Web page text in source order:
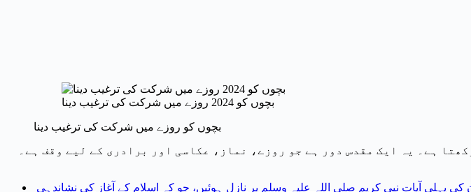
بچوں کو 2024 روزے میں شرکت کی ترغیب دینا
بچوں کو روزے میں شرکت کی ترغیب دینا
ہے۔ یہ ایک مقدس دور ہے جو روزے، نماز، عکاسی اور برادری کے لیے وقف ہے۔
پہلی آیات نبی کریم صلی اللہ علیہ وسلم پر نازل ہوئیں، جو کہ اسلام کے آغاز کی نشاندہی